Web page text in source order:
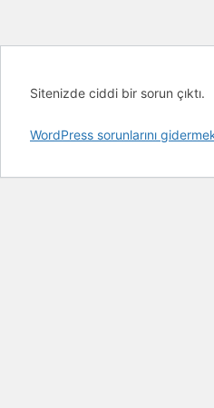
Sitenizde ciddi bir sorun çıktı.
WordPress sorunlarını